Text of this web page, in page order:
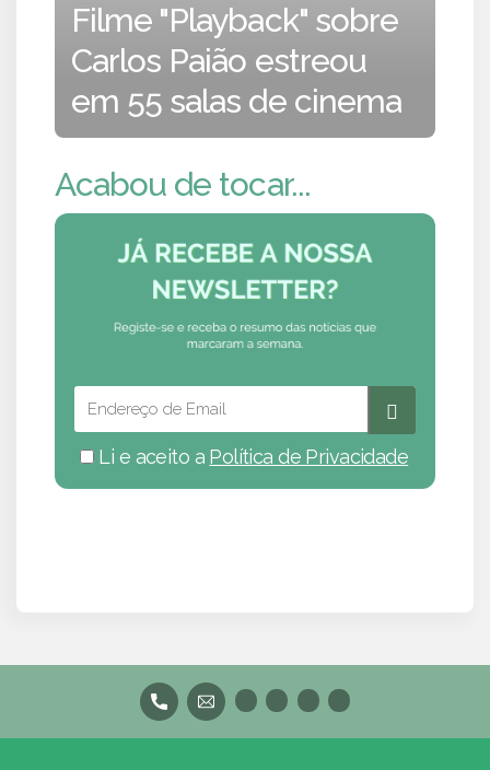
Filme "Playback" sobre
Carlos Paião estreou
em 55 salas de cinema
Acabou de tocar...
Li e aceito a Política de Privacidade